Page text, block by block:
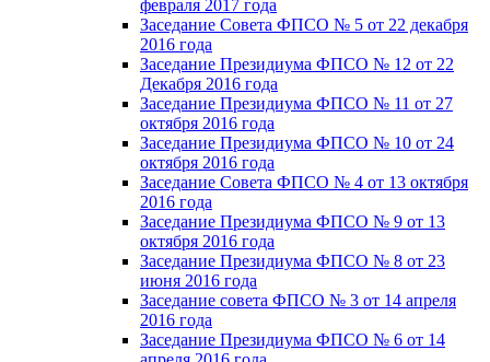
февраля 2017 года
Заседание Совета ФПСО № 5 от 22 декабря
2016 года
Заседание Президиума ФПСО № 12 от 22
Декабря 2016 года
Заседание Президиума ФПСО № 11 от 27
октября 2016 года
Заседание Президиума ФПСО № 10 от 24
октября 2016 года
Заседание Совета ФПСО № 4 от 13 октября
2016 года
Заседание Президиума ФПСО № 9 от 13
октября 2016 года
Заседание Президиума ФПСО № 8 от 23
июня 2016 года
Заседание совета ФПСО № 3 от 14 апреля
2016 года
Заседание Президиума ФПСО № 6 от 14